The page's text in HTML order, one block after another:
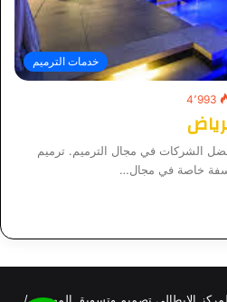
خدمات الترميم
4٬993
الشركات في مجال الترميم. ترميم
خاصة في مجال…